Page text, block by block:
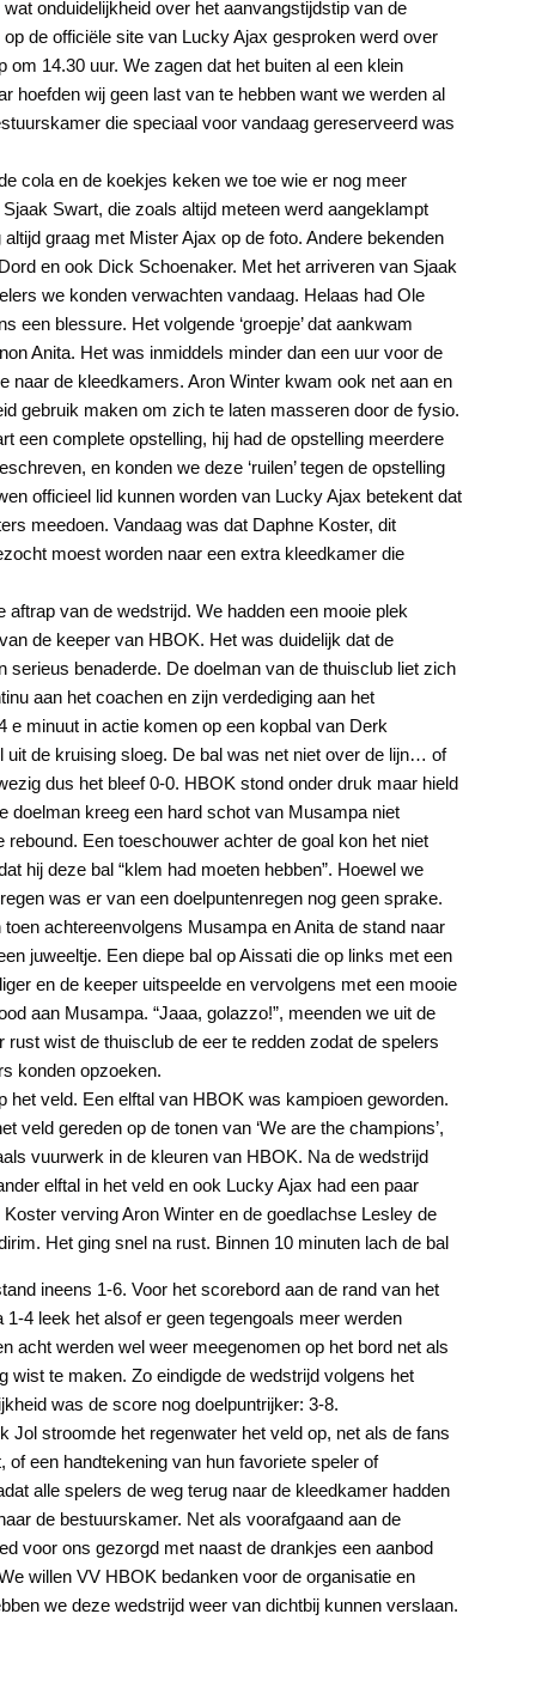
onduidelijkheid over het aanvangstijdstip van de
de officiële site van Lucky Ajax gesproken werd over
om 14.30 uur. We zagen dat het buiten al een klein
hoefden wij geen last van te hebben want we werden al
die speciaal voor vandaag gereserveerd was
cola en de koekjes keken we toe wie er nog meer
Swart, die zoals altijd meteen werd aangeklampt
graag met Mister Ajax op de foto. Andere bekenden
en ook Dick Schoenaker. Met het arriveren van Sjaak
we konden verwachten vandaag. Helaas had Ole
een blessure. Het volgende ‘groepje’ dat aankwam
Anita. Het was inmiddels minder dan een uur voor de
naar de kleedkamers. Aron Winter kwam ook net aan en
gebruik maken om zich te laten masseren door de fysio.
een complete opstelling, hij had de opstelling meerdere
en konden we deze ‘ruilen’ tegen de opstelling
officieel lid kunnen worden van Lucky Ajax betekent dat
meedoen. Vandaag was dat Daphne Koster, dit
moest worden naar een extra kleedkamer die
van de wedstrijd. We hadden een mooie plek
de keeper van HBOK. Het was duidelijk dat de
serieus benaderde. De doelman van de thuisclub liet zich
aan het coachen en zijn verdediging aan het
e minuut in actie komen op een kopbal van Derk
uit de kruising sloeg. De bal was net niet over de lijn… of
dus het bleef 0-0. HBOK stond onder druk maar hield
doelman kreeg een hard schot van Musampa niet
Een toeschouwer achter de goal kon het niet
hij deze bal “klem had moeten hebben”. Hoewel we
was er van een doelpuntenregen nog geen sprake.
achtereenvolgens Musampa en Anita de stand naar
juweeltje. Een diepe bal op Aissati die op links met een
en de keeper uitspeelde en vervolgens met een mooie
aan Musampa. “Jaaa, golazzo!”, meenden we uit de
wist de thuisclub de eer te redden zodat de spelers
konden opzoeken.
het veld. Een elftal van HBOK was kampioen geworden.
veld gereden op de tonen van ‘We are the champions’,
vuurwerk in de kleuren van HBOK. Na de wedstrijd
elftal in het veld en ook Lucky Ajax had een paar
verving Aron Winter en de goedlachse Lesley de
Het ging snel na rust. Binnen 10 minuten lach de bal
ineens 1-6. Voor het scorebord aan de rand van het
4 leek het alsof er geen tegengoals meer werden
acht werden wel weer meegenomen op het bord net als
wist te maken. Zo eindigde de wedstrijd volgens het
was de score nog doelpuntrijker: 3-8.
Jol stroomde het regenwater het veld op, net als de fans
of een handtekening van hun favoriete speler of
alle spelers de weg terug naar de kleedkamer hadden
de bestuurskamer. Net als voorafgaand aan de
voor ons gezorgd met naast de drankjes een aanbod
willen VV HBOK bedanken voor de organisatie en
we deze wedstrijd weer van dichtbij kunnen verslaan.